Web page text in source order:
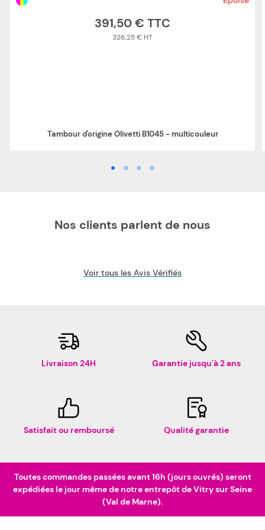
391,50 €
326,25 €
Tambour d'origine Olivetti B1045 - multicouleur
Nos clients parlent de nous
Voir tous les Avis Vérifiés
Livraison 24H Garantie jusqu'à 2 ans
Satisfait ou remboursé Qualité garantie
Toutes commandes passées avant 16h (jours ouvrés) seront
expédiées le jour même de notre entrepôt de Vitry sur Seine
(Val de Marne).